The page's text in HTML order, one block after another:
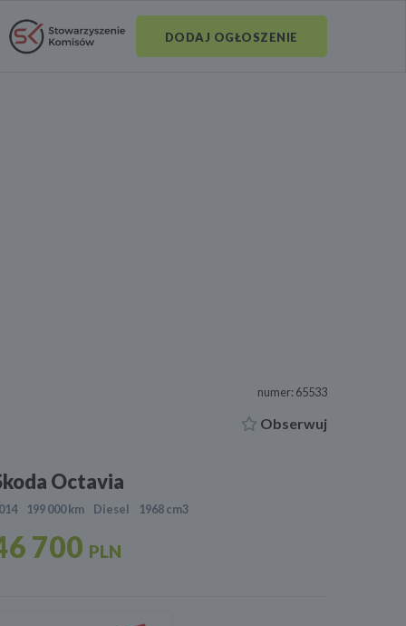
DODAJ OGŁOSZENIE
numer: 65533
Obserwuj
Octavia
199 000 km Diesel 1968 cm3
700 PLN